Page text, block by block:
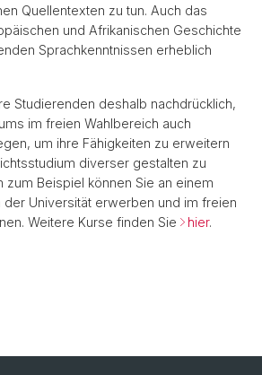
Quellentexten zu tun. Auch das
und Afrikanischen Geschichte
Sprachkenntnissen erheblich
Studierenden deshalb nachdrücklich,
im freien Wahlbereich auch
um ihre Fähigkeiten zu erweitern
diverser gestalten zu
zum Beispiel können Sie an einem
der Universität erwerben und im freien
Weitere Kurse finden Sie
hier.